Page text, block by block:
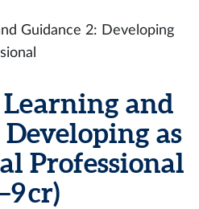
Guidance 2: Developing
Learning and
Developing as
Professional
cr)